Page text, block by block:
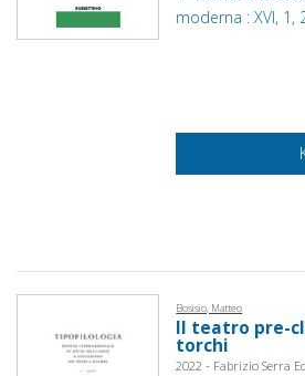
moderna : XVI, 1,
Bosisio, Matteo
Il teatro pre-
torchi
2022 - Fabrizio Serra